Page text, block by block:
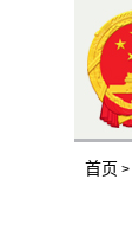
首页 >